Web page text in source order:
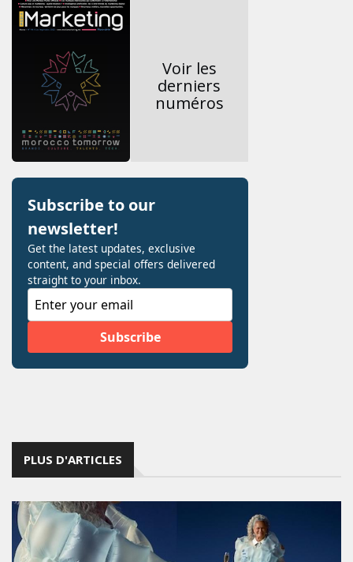
Voir les
derniers
numéros
PLUS D'ARTICLES